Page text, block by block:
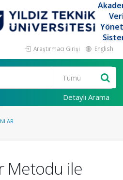
Araştırmacı Girişi English
Detaylı Arama
Metodu ile